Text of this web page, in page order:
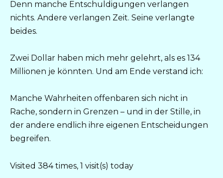
Denn manche Entschuldigungen verlangen
nichts. Andere verlangen Zeit. Seine verlangte
beides.
Zwei Dollar haben mich mehr gelehrt, als es 134
Millionen je könnten. Und am Ende verstand ich:
Manche Wahrheiten offenbaren sich nicht in
Rache, sondern in Grenzen – und in der Stille, in
der andere endlich ihre eigenen Entscheidungen
begreifen.
Visited 384 times, 1 visit(s) today